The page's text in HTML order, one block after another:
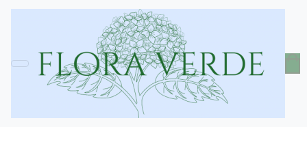
Добрива та засоби захисту
Пекацид (Pekacid), Мінеральне добриво,
NPK 0-60-20, 1 кг